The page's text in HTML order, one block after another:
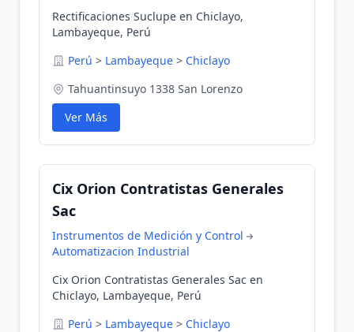
Rectificaciones Suclupe en Chiclayo,
Lambayeque, Perú
Perú > Lambayeque > Chiclayo
Tahuantinsuyo 1338 San Lorenzo
Ver Más
Cix Orion Contratistas Generales
Sac
Instrumentos de Medición y Control
Automatizacion Industrial
Cix Orion Contratistas Generales Sac en
Chiclayo, Lambayeque, Perú
Perú > Lambayeque > Chiclayo